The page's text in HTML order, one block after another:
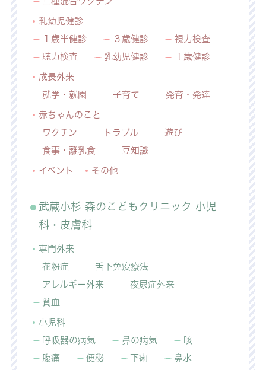
乳幼児健診
１歳半健診
３歳健診
視力検査
聴力検査
乳幼児健診 １歳健診
成長外来
就学・就園
子育て 発育・発達
赤ちゃんのこと
ワクチン
トラブル
遊び
食事・離乳食
豆知識
イベント その他
武蔵小杉 森のこどもクリニック 小児
科・皮膚科
専門外来
花粉症
舌下免疫療法
アレルギー外来
夜尿症外来
貧血
小児科
呼吸器の病気
鼻の病気
咳
腹痛
便秘 下痢
鼻水